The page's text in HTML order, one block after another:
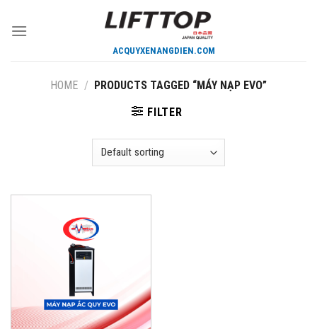
HOME / PRODUCTS TAGGED “MÁY NẠP EVO”
FILTER